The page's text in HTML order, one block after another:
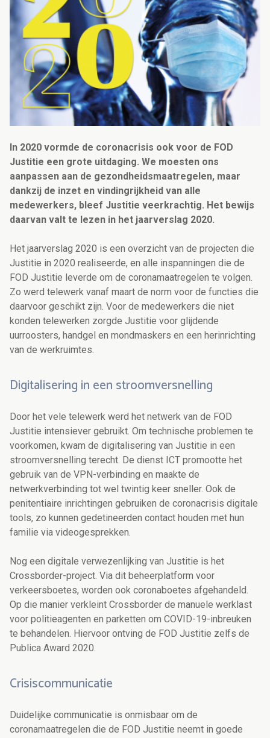
In 2020 vormde de coronacrisis ook voor de FOD
Justitie een grote uitdaging. We moesten ons
aanpassen aan de gezondheidsmaatregelen, maar
dankzij de inzet en vindingrijkheid van alle
medewerkers, bleef Justitie veerkrachtig. Het bewijs
daarvan valt te lezen in het jaarverslag 2020.
Het jaarverslag 2020 is een overzicht van de projecten die
Justitie in 2020 realiseerde, en alle inspanningen die de
FOD Justitie leverde om de coronamaatregelen te volgen.
Zo werd telewerk vanaf maart de norm voor de functies die
daarvoor geschikt zijn. Voor de medewerkers die niet
konden telewerken zorgde Justitie voor glijdende
uurroosters, handgel en mondmaskers en een herinrichting
van de werkruimtes.
Digitalisering in een stroomversnelling
Door het vele telewerk werd het netwerk van de FOD
Justitie intensiever gebruikt. Om technische problemen te
voorkomen, kwam de digitalisering van Justitie in een
stroomversnelling terecht. De dienst ICT promootte het
gebruik van de VPN-verbinding en maakte de
netwerkverbinding tot wel twintig keer sneller. Ook de
penitentiaire inrichtingen gebruiken de coronacrisis digitale
tools, zo kunnen gedetineerden contact houden met hun
familie via videogesprekken.
Nog een digitale verwezenlijking van Justitie is het
Crossborder-project. Via dit beheerplatform voor
verkeersboetes, worden ook coronaboetes afgehandeld.
Op die manier verkleint Crossborder de manuele werklast
voor politieagenten en parketten om COVID-19-inbreuken
te behandelen. Hiervoor ontving de FOD Justitie zelfs de
Publica Award 2020.
Crisiscommunicatie
Duidelijke communicatie is onmisbaar om de
coronamaatregelen die de FOD Justitie neemt in goede